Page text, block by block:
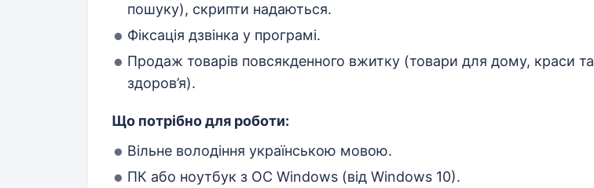
пошуку), скрипти надаються.
Фіксація дзвінка у програмі.
Продаж товарів повсякденного вжитку (товари для дому, краси та
здоров’я).
Що потрібно для роботи:
Вільне володіння українською мовою.
ПК або ноутбук з ОС Windows (від Windows 10).